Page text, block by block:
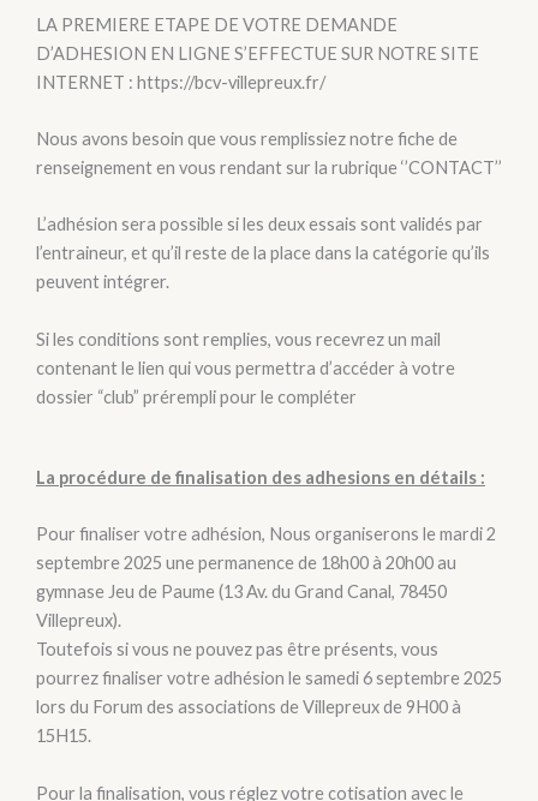
LA PREMIERE ETAPE DE VOTRE DEMANDE
D’ADHESION EN LIGNE S’EFFECTUE SUR NOTRE SITE
INTERNET : https://bcv-villepreux.fr/
Nous avons besoin que vous remplissiez notre fiche de
renseignement en vous rendant sur la rubrique ‘’CONTACT’’
L’adhésion sera possible si les deux essais sont validés par
l’entraineur, et qu’il reste de la place dans la catégorie qu’ils
peuvent intégrer.
Si les conditions sont remplies, vous recevrez un mail
contenant le lien qui vous permettra d’accéder à votre
dossier “club” prérempli pour le compléter
La procédure de finalisation des adhesions en détails :
Pour finaliser votre adhésion, Nous organiserons le mardi 2
septembre 2025 une permanence de 18h00 à 20h00 au
gymnase Jeu de Paume (13 Av. du Grand Canal, 78450
Villepreux).
Toutefois si vous ne pouvez pas être présents, vous
pourrez finaliser votre adhésion le samedi 6 septembre 2025
lors du Forum des associations de Villepreux de 9H00 à
15H15.
Pour la finalisation, vous réglez votre cotisation avec le